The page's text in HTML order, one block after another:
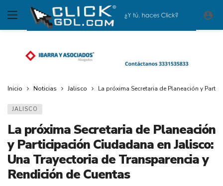
Inicio Noticias Jalisco La próxima Secretaria de Planeación y
JALISCO
La próxima Secretaria de Planeación
y Participación Ciudadana en Jalisco:
Una Trayectoria de Transparencia y
Rendición de Cuentas